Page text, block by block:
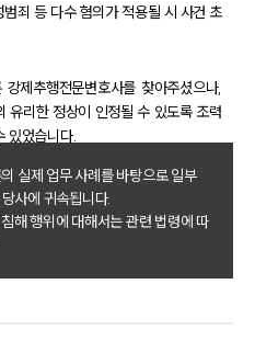
개
개
강점
죄 등 다수 혐의가 적용될 시 사건 초
제추행전문변호사를 찾아주셨으나,
유리한 정상이 인정될 수 있도록 조력
있었습니다.
실제 업무 사례를 바탕으로 일부
사에 귀속됩니다.
해 행위에 대해서는 관련 법령에 따